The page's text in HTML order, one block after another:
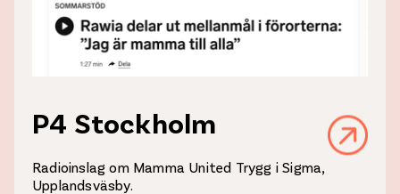
P4 Stockholm
Radioinslag om Mamma United Trygg i Sigma,
Upplandsväsby.